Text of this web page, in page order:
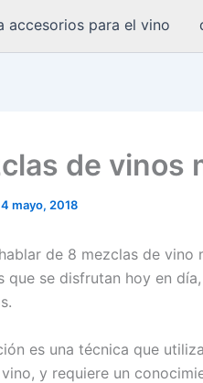
accesorios para el vino
de vinos
4 mayo, 2018
de 8 mezclas de vino
que se disfrutan hoy en
es una técnica que
y requiere un